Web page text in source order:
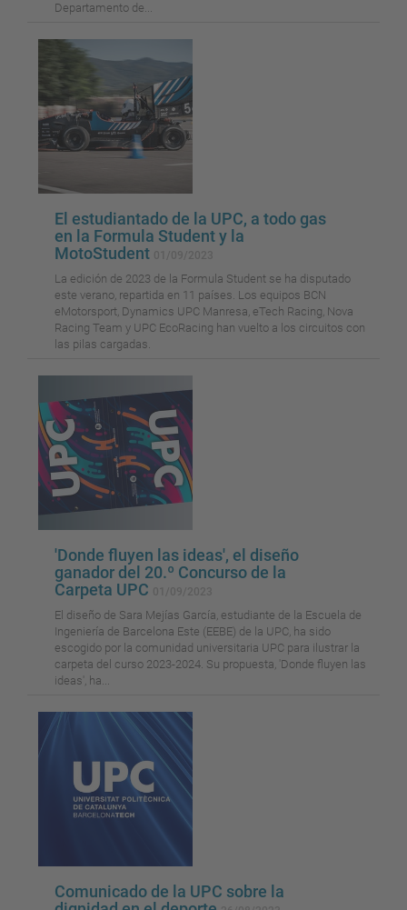
Departamento de...
El estudiantado de la UPC, a todo gas
en la Formula Student y la
MotoStudent
La edición de 2023 de la Formula Student se ha disputado
este verano, repartida en 11 países. Los equipos BCN
eMotorsport, Dynamics UPC Manresa, eTech Racing, Nova
Racing Team y UPC EcoRacing han vuelto a los circuitos con
las pilas cargadas.
'Donde fluyen las ideas', el diseño
ganador del 20.º Concurso de la
Carpeta UPC
El diseño de Sara Mejías García, estudiante de la Escuela de
Ingeniería de Barcelona Este (EEBE) de la UPC, ha sido
escogido por la comunidad universitaria UPC para ilustrar la
carpeta del curso 2023-2024. Su propuesta, 'Donde fluyen las
ideas', ha...
Comunicado de la UPC sobre la